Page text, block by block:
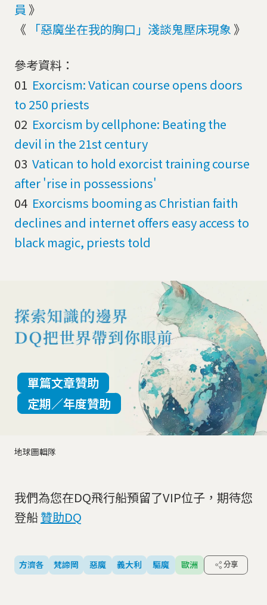
員 》
《
「惡魔坐在我的胸口」淺談鬼壓床現象 》
參考資料：
01 Exorcism: Vatican course opens doors
to 250 priests
02 Exorcism by cellphone: Beating the
devil in the 21st century
03 Vatican to hold exorcist training course
after 'rise in possessions'
04 Exorcisms booming as Christian faith
declines and internet offers easy access to
black magic, priests told
地球圖輯隊
單篇文章贊助
定期／年度贊助
我們為您在DQ飛行船預留了VIP位子，期待您
登船贊助DQ
方濟各 梵諦岡 惡魔 義大利 驅魔 歐洲 分享